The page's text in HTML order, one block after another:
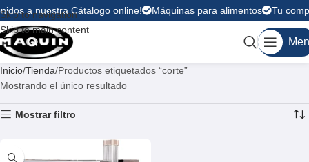
Skip to navigation
Skip to main content
a nuestra Cátalogo online! Máquinas para alimentos Tu
Inicio Tienda Productos etiquetados “corte”
Mostrando el único resultado
Mostrar filtro